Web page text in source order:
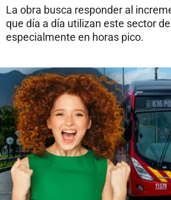
La obra busca responder al
que día a día utilizan este sector
especialmente en horas pico.